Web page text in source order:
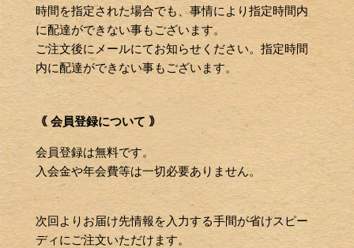
時間を指定された場合でも、事情により指定時間内
に配達ができない事もございます。
ご注文後にメールにてお知らせください。指定時間
内に配達ができない事もございます。
｟ 会員登録について ｠
会員登録は無料です。
入会金や年会費等は一切必要ありません。
次回よりお届け先情報を入力する手間が省けスピー
ディにご注文いただけます。